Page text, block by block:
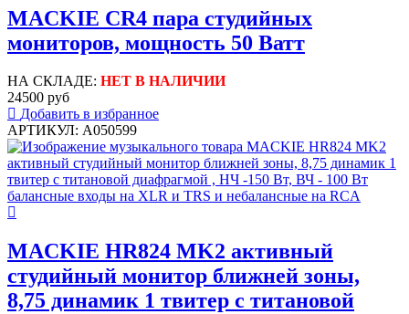
MACKIE CR4 пара студийных
мониторов, мощность 50 Ватт
НА СКЛАДЕ: НЕТ В НАЛИЧИИ
24500 руб
Добавить в избранное
АРТИКУЛ: A050599
MACKIE HR824 MK2 активный
студийный монитор ближней зоны,
8,75 динамик 1 твитер с титановой